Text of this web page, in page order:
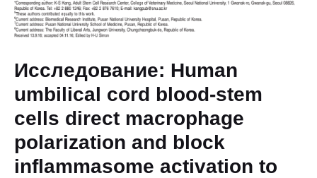
Исследование: Human
umbilical cord blood-stem
cells direct macrophage
polarization and block
inflammasome activation to